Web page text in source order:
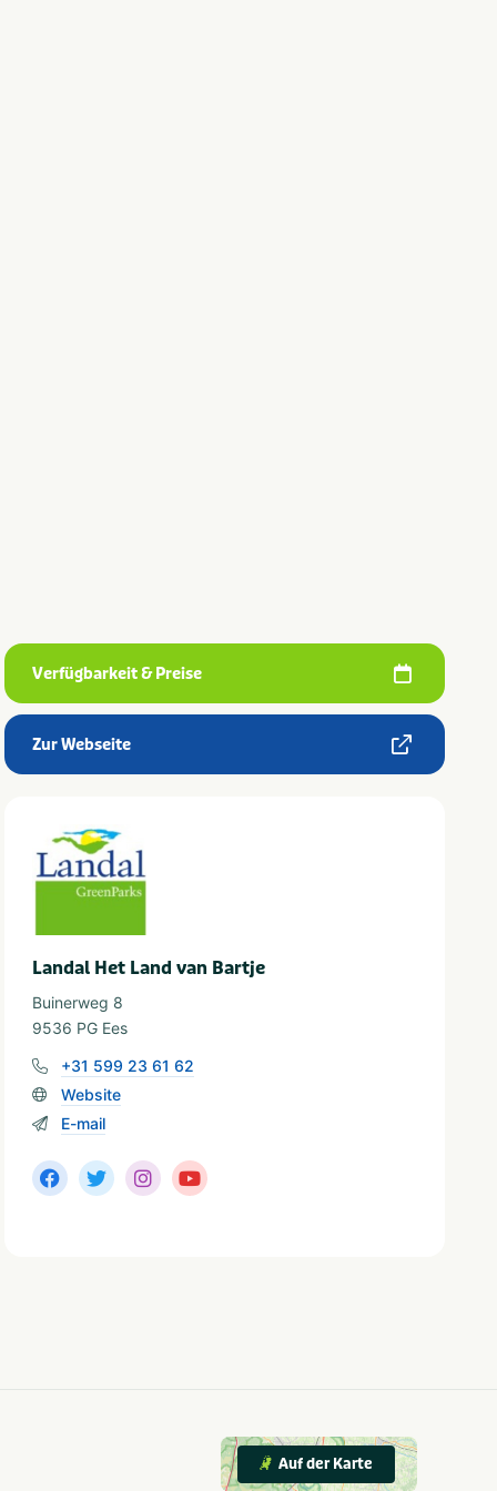
Verfügbarkeit & Preise
Zur Webseite
Landal Het Land van Bartje
Buinerweg 8
9536 PG Ees
+31 599 23 61 62
Website
E-mail
Auf der Karte